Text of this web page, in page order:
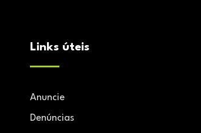
Links úteis
Anuncie
Denúncias